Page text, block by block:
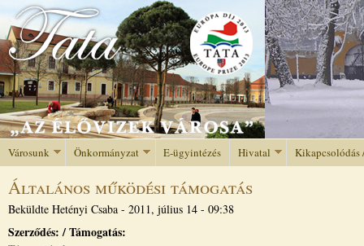
Jump to navigation
Városunk Önkormányzat E-ügyintézés Hivatal Kikapcsolódás
Általános működési támogatás
Beküldte Hetényi Csaba - 2011, július 14 - 09:38
Szerződés: / Támogatás: